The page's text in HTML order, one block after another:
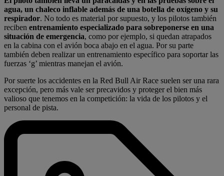
agua, un chaleco inflable además de una botella de oxígeno y su
respirador. No todo es material por supuesto, y los pilotos también
reciben entrenamiento especializado para sobreponerse en una
situación de emergencia, como por ejemplo, si quedan atrapados
en la cabina con el avión boca abajo en el agua. Por su parte
también deben realizar un entrenamiento específico para soportar las
fuerzas ‘g’ mientras manejan el avión.
Por suerte los accidentes en la Red Bull Air Race suelen ser una rara
excepción, pero más vale ser precavidos y proteger el bien más
valioso que tenemos en la competición: la vida de los pilotos y el
personal de pista.